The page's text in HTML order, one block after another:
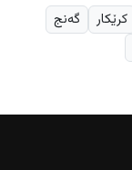
کرێکار
گەنج